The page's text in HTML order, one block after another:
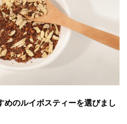
のルイボスティーを選びまし